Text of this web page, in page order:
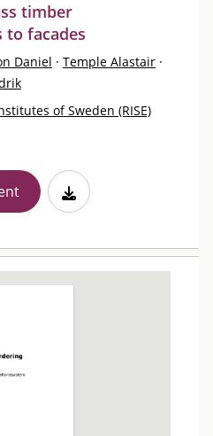
timber
facades
Daniel · Temple Alastair ·
of Sweden (RISE)